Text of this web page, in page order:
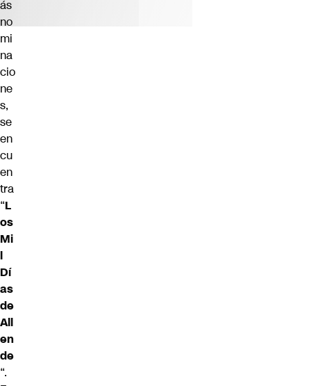
ás
no
mi
na
cio
ne
s,
se
en
cu
en
tra
“L
os
Mi
l
Dí
as
de
All
en
de
“.